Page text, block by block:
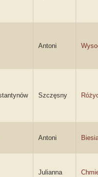
Antoni
Szczęsny
Antoni
Julianna